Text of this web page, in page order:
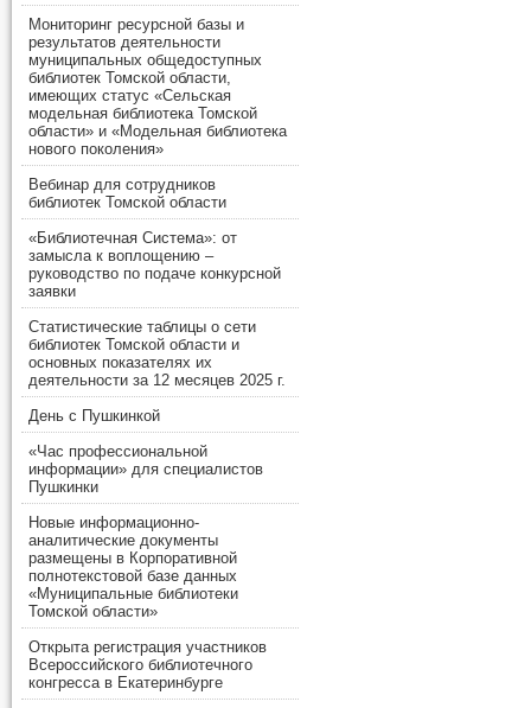
Мониторинг ресурсной базы и
результатов деятельности
муниципальных общедоступных
библиотек Томской области,
имеющих статус «Сельская
модельная библиотека Томской
области» и «Модельная библиотека
нового поколения»
Вебинар для сотрудников
библиотек Томской области
«Библиотечная Система»: от
замысла к воплощению –
руководство по подаче конкурсной
заявки
Статистические таблицы о сети
библиотек Томской области и
основных показателях их
деятельности за 12 месяцев 2025 г.
День с Пушкинкой
«Час профессиональной
информации» для специалистов
Пушкинки
Новые информационно-
аналитические документы
размещены в Корпоративной
полнотекстовой базе данных
«Муниципальные библиотеки
Томской области»
Открыта регистрация участников
Всероссийского библиотечного
конгресса в Екатеринбурге